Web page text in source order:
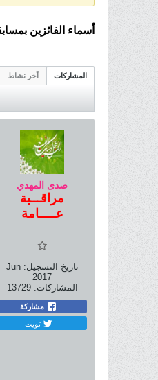
أسماء الفائزين
المشاركات آخر نشاط
صدى المهدي
مراقـــبة
عـــــامة
تاريخ التسجيل: Jun
2017
المشاركات: 13729
مشاركة
تويت